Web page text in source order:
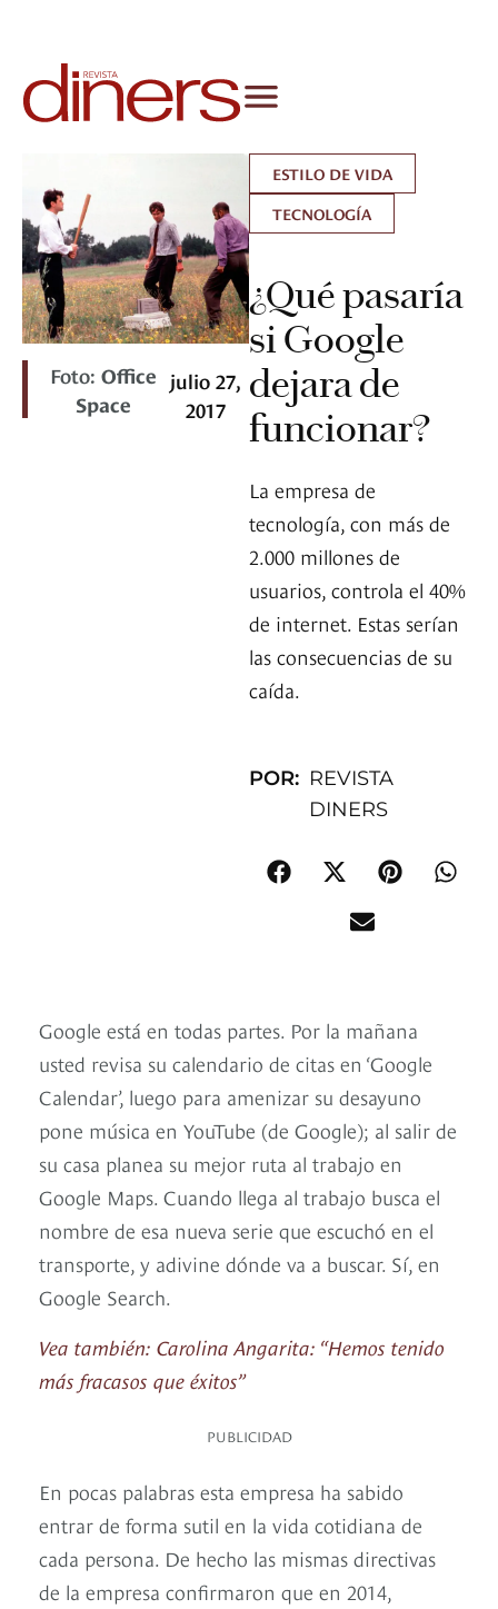
Foto:Office
Space
julio 27,
2017
ESTILO DE VIDA
TECNOLOGÍA
¿Qué pasaría
si Google
dejara de
funcionar?
La empresa de
tecnología, con más de
2.000 millones de
usuarios, controla el 40%
de internet. Estas serían
las consecuencias de su
caída.
POR: REVISTA
DINERS
Google está en todas partes. Por la mañana
usted revisa su calendario de citas en ‘Google
Calendar’, luego para amenizar su desayuno
pone música en YouTube (de Google); al salir de
su casa planea su mejor ruta al trabajo en
Google Maps. Cuando llega al trabajo busca el
nombre de esa nueva serie que escuchó en el
transporte, y adivine dónde va a buscar. Sí, en
Google Search.
Vea también: Carolina Angarita: “Hemos tenido
más fracasos que éxitos”
PUBLICIDAD
En pocas palabras esta empresa ha sabido
entrar de forma sutil en la vida cotidiana de
cada persona. De hecho las mismas directivas
de la empresa confirmaron que en 2014,